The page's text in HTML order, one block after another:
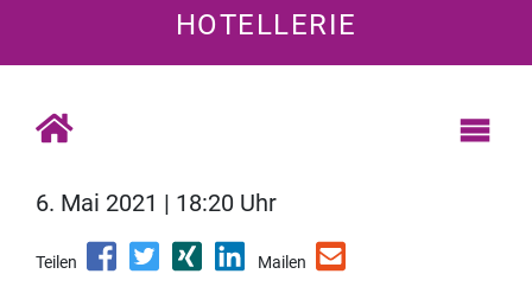
HOTELLERIE
6. Mai 2021 | 18:20 Uhr
Teilen Mailen